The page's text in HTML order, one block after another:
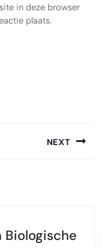
in deze browser
plaats.
NEXT
Biologische